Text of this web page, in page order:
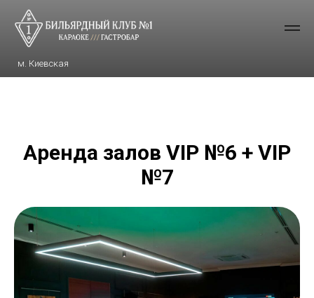
м. Киевская
Аренда залов VIP №6 + VIP
№7